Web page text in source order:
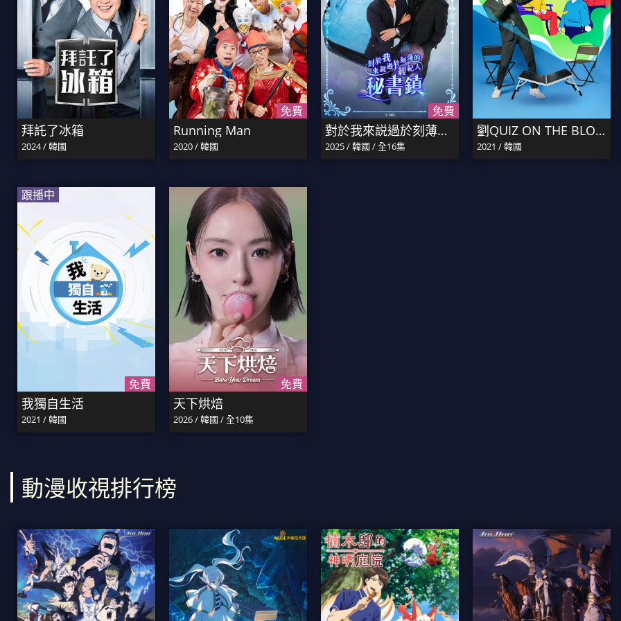
拜託了冰箱
2024 / 韓國
免費
Running Man
2020 / 韓國
免費
對於我來説過於刻薄的經紀人－秘書鎮
2025 / 韓國 / 全16集
劉QUIZ ON THE BLOCK
2021 / 韓國
跟播中
免費
我獨自生活
2021 / 韓國
免費
天下烘焙
2026 / 韓國 / 全10集
動漫收視排行榜